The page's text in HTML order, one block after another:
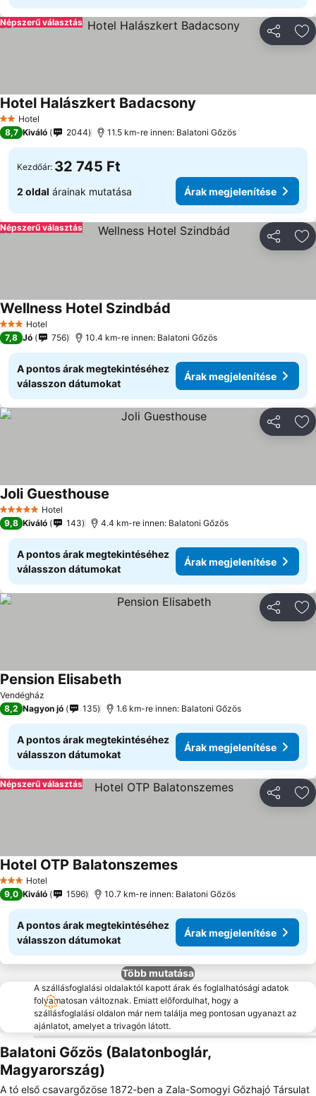
Népszerű választás
2 Kategória
Hotel
Hotel Halászkert Badacsony
8,7 Kiváló 2044 11.5 km-re innen: Balatoni Gőzös
Kezdőár: 32 745 Ft
2 oldal árainak mutatása Árak megjelenítése
Népszerű választás
3 Kategória
Hotel
Wellness Hotel Szindbád
7,8 Jó 756 10.4 km-re innen: Balatoni Gőzös
A pontos árak megtekintéséhez
válasszon dátumokat
Árak megjelenítése
5 KategóriaHotel
Joli Guesthouse
9,8 Kiváló 143 4.4 km-re innen: Balatoni Gőzös
A pontos árak megtekintéséhez
válasszon dátumokat
Árak megjelenítése
Vendégház
Pension ElisabethÁrak megjelenítése
8,2 Nagyon jó 135 1.6 km-re innen: Balatoni Gőzös
A pontos árak megtekintéséhez
válasszon dátumokat
Árak megjelenítése
Népszerű választás
3 Kategória
Hotel
Hotel OTP BalatonszemesÁrak megjelenítése
9,0 Kiváló 1596 10.7 km-re innen: Balatoni Gőzös
A pontos árak megtekintéséhez
válasszon dátumokat
Árak megjelenítése
Több mutatása
A szállásfoglalási oldalaktól kapott árak és foglalhatósági adatok
folyamatosan változnak. Emiatt előfordulhat, hogy a
szállásfoglalási oldalon már nem találja meg pontosan ugyanazt az
ajánlatot, amelyet a trivagón látott.
Balatoni Gőzös (Balatonboglár,
Magyarország)
A tó első csavargőzöse 1872-ben a Zala-Somogyi Gőzhajó Társulat